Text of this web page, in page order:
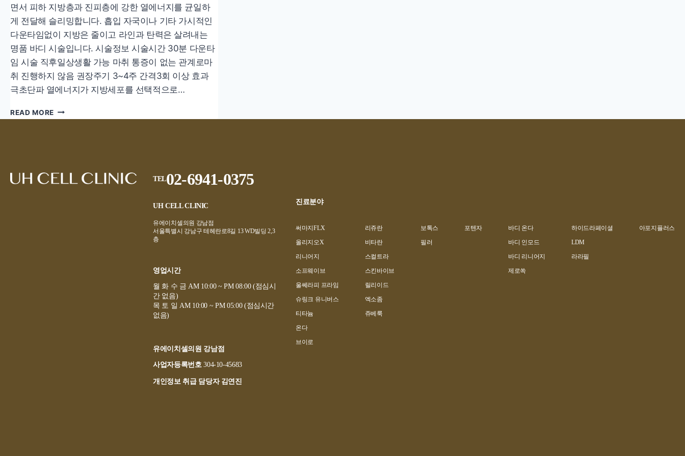
면서 피하 지방층과 진피층에 강한 열에너지를 균일하
게 전달해 슬리밍합니다. 흡입 자국이나 기타 가시적인
다운타임없이 지방은 줄이고 라인과 탄력은 살려내는
명품 바디 시술입니다. 시술정보 시술시간 30분 다운타
임 시술 직후일상생활 가능 마취 통증이 없는 관계로마
취 진행하지 않음 권장주기 3~4주 간격3회 이상 효과
극초단파 열에너지가 지방세포를 선택적으로…
READ MORE 바
디
TEL02-6941-0375
UH CELL CLINIC
유에이치셀의원 강남점
서울특별시 강남구 테헤란로8길 13 WD빌딩 2,3
층
영업시간
월 화 수 금 AM 10:00 ~ PM 08:00 (점심시
간 없음)
목 토 일 AM 10:00 ~ PM 05:00 (점심시간
없음)
유에이치셀의원 강남점
사업자등록번호304-10-45683
개인정보 취급 담당자 김연진
진료분야
써마지FLX
올리지오X
리니어지
소프웨이브
울쎄라피 프라임
슈링크 유니버스
티타늄
온다
브이로
리쥬란
비타란
스컬트라
스킨바이브
릴리이드
엑소좀
쥬베룩
보톡스
필러
포텐자
바디 온다
바디 인모드
바디 리니어지
제로쏙
하이드라페이셜
LDM
라라필
아포지플러스